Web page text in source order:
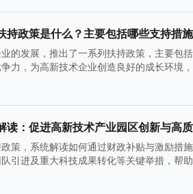
持政策是什么？主要包括哪些支持措
的发展，推出了一系列扶持政策，主要包
力，为高新技术企业创造良好的成长环境
读：促进高新技术产业园区创新与高
策，系统解读如何通过财政补贴与激励措
引进及重大科技成果转化等关键举措，帮